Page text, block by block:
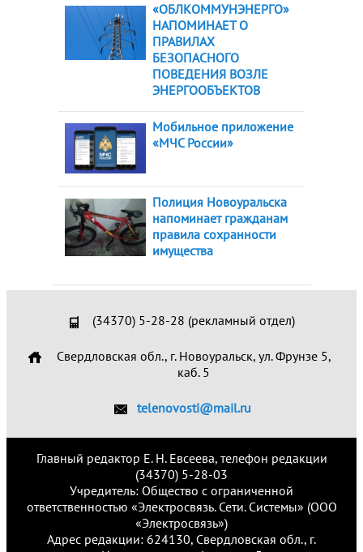
«ОБЛКОММУНЭНЕРГО»
НАПОМИНАЕТ О
ПРАВИЛАХ
БЕЗОПАСНОГО
ПОВЕДЕНИЯ ВОЗЛЕ
ЭНЕРГООБЪЕКТОВ
Мобильное приложение
«МЧС России»
Полиция Новоуральска
напоминает гражданам
правила сохранности
имущества
(34370) 5-28-28 (рекламный отдел)
Свердловская обл., г. Новоуральск, ул. Фрунзе 5,
каб. 5
telenovosti@mail.ru
Главный редактор Е. Н. Евсеева, телефон редакции
(34370) 5-28-03
Учредитель: Общество с ограниченной
ответственностью «Электросвязь. Сети. Системы» (ООО
«Электросвязь»)
Адрес редакции: 624130, Свердловская обл., г.